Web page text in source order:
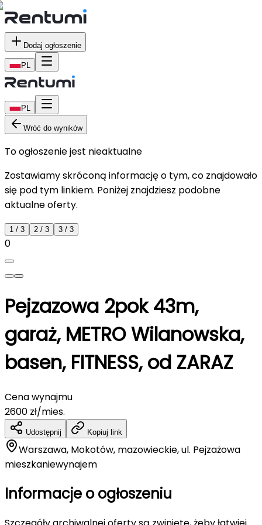
Dodaj ogłoszenie
PL
PL
Wróć do wyników
To ogłoszenie jest nieaktualne
Zostawiamy skróconą informację o tym, co znajdowało
się pod tym linkiem. Poniżej znajdziesz podobne
aktualne oferty.
1 / 3 2 / 3 3 / 3
0
Pejzazowa 2pok 43m,
garaż, METRO Wilanowska,
basen, FITNESS, od ZARAZ
Cena wynajmu
2600 zł/mies.
Udostępnij Kopiuj link
Warszawa, Mokotów, mazowieckie, ul. Pejzażowa
mieszkaniewynajem
Informacje o ogłoszeniu